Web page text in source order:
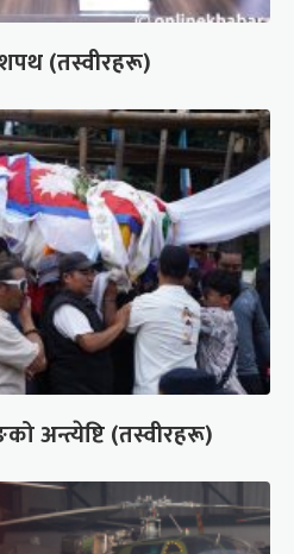
(तस्वीरहरू)
अन्त्येष्टि (तस्वीरहरू)